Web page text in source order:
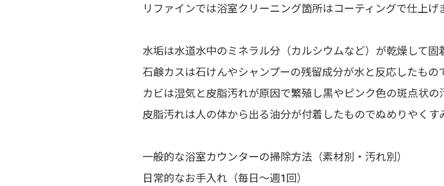
リファインでは浴室クリーニング箇所はコーティングで仕上げ
水垢は水道水中のミネラル分（カルシウムなど）が乾燥して
石鹸カスは石けんやシャンプーの残留成分が水と反応したも
カビは湿気と皮脂汚れが原因で繁殖し黒やピンク色の斑点状の
皮脂汚れは人の体から出る油分が付着したものでぬめりやくす
一般的な浴室カウンターの掃除方法（素材別・汚れ別）
日常的なお手入れ（毎日～週1回）